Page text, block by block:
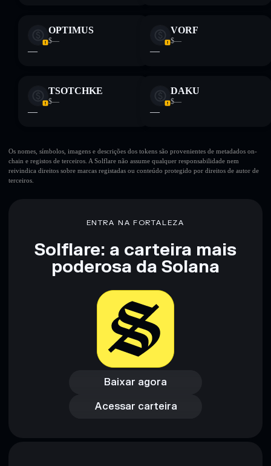
OPTIMUS
$—
—
VORF
$—
—
TSOTCHKE
$—
—
DAKU
$—
—
Os nomes, símbolos, imagens e descrições dos tokens são provenientes de metadados on-
chain e registos de terceiros. A Solflare não assume qualquer responsabilidade nem
reivindica direitos sobre marcas registadas ou conteúdo protegido por direitos de autor de
terceiros.
ENTRA NA FORTALEZA
Solflare: a carteira mais
poderosa da Solana
Baixar agora
Baixar agora
Acessar carteira
Acessar carteira